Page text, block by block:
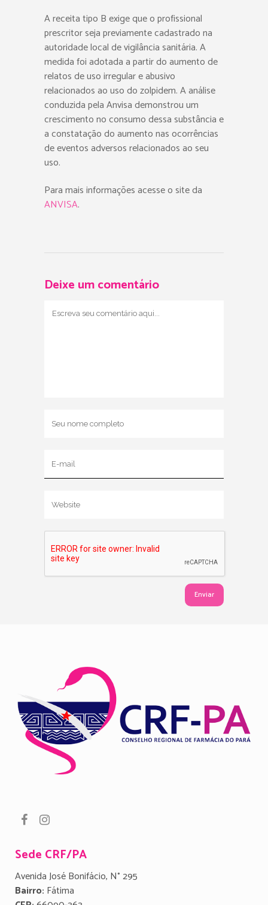
A receita tipo B exige que o profissional
prescritor seja previamente cadastrado na
autoridade local de vigilância sanitária. A
medida foi adotada a partir do aumento de
relatos de uso irregular e abusivo
relacionados ao uso do zolpidem. A análise
conduzida pela Anvisa demonstrou um
crescimento no consumo dessa substância e
a constatação do aumento nas ocorrências
de eventos adversos relacionados ao seu
uso.
Para mais informações acesse o site da
ANVISA.
Deixe um comentário
Sede CRF/PA
Avenida José Bonifácio, N° 295
Bairro: Fátima